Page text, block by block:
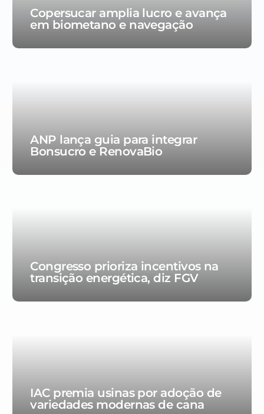
Copersucar amplia lucro e avança
em biometano e navegação
ANP lança guia para integrar
Bonsucro e RenovaBio
Congresso prioriza incentivos na
transição energética, diz FGV
IAC premia usinas por adoção de
variedades modernas de cana